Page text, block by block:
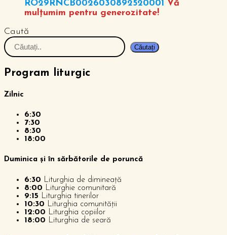
RO29RNCB0026030892520001 Vă
mulțumim pentru generozitate!
Caută
Căutați
Program liturgic
Zilnic
6:30
7:30
8:30
18:00
Duminica și în sărbătorile de poruncă
6:30 Liturghia de dimineață
8:00 Liturghie comunitară
9:15 Liturghia tinerilor
10:30 Liturghia comunității
12:00 Liturghia copiilor
18:00 Liturghia de seară